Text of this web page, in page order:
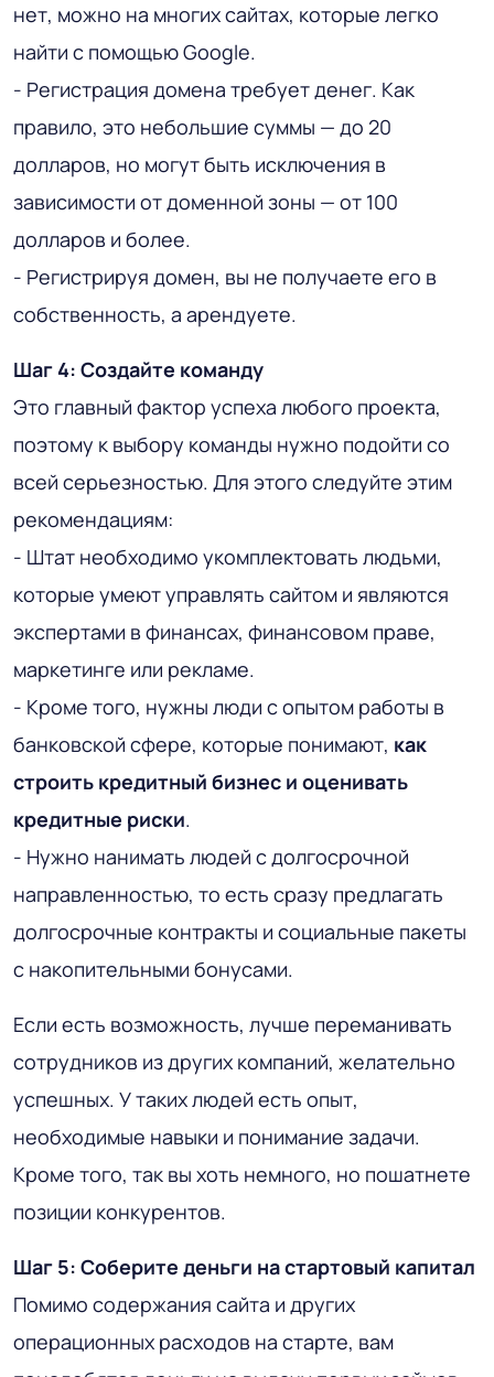
нет, можно на многих сайтах, которые легко
найти с помощью Google.
- Регистрация домена требует денег. Как
правило, это небольшие суммы — до 20
долларов, но могут быть исключения в
зависимости от доменной зоны — от 100
долларов и более.
- Регистрируя домен, вы не получаете его в
собственность, а арендуете.
Шаг 4: Создайте команду
Это главный фактор успеха любого проекта,
поэтому к выбору команды нужно подойти со
всей серьезностью. Для этого следуйте этим
рекомендациям:
- Штат необходимо укомплектовать людьми,
которые умеют управлять сайтом и являются
экспертами в финансах, финансовом праве,
маркетинге или рекламе.
- Кроме того, нужны люди с опытом работы в
банковской сфере, которые понимают, как
строить кредитный бизнес и оценивать
кредитные риски.
- Нужно нанимать людей с долгосрочной
направленностью, то есть сразу предлагать
долгосрочные контракты и социальные пакеты
с накопительными бонусами.
Если есть возможность, лучше переманивать
сотрудников из других компаний, желательно
успешных. У таких людей есть опыт,
необходимые навыки и понимание задачи.
Кроме того, так вы хоть немного, но пошатнете
позиции конкурентов.
Шаг 5: Соберите деньги на стартовый капитал
Помимо содержания сайта и других
операционных расходов на старте, вам